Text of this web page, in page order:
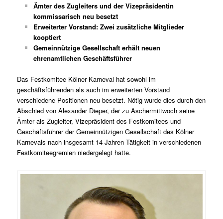
Ämter des Zugleiters und der Vizepräsidentin
kommissarisch neu besetzt
Erweiterter Vorstand: Zwei zusätzliche Mitglieder
kooptiert
Gemeinnützige Gesellschaft erhält neuen
ehrenamtlichen Geschäftsführer
Das Festkomitee Kölner Karneval hat sowohl im
geschäftsführenden als auch im erweiterten Vorstand
verschiedene Positionen neu besetzt. Nötig wurde dies durch den
Abschied von Alexander Dieper, der zu Aschermittwoch seine
Ämter als Zugleiter, Vizepräsident des Festkomitees und
Geschäftsführer der Gemeinnützigen Gesellschaft des Kölner
Karnevals nach insgesamt 14 Jahren Tätigkeit in verschiedenen
Festkomiteegremien niedergelegt hatte.